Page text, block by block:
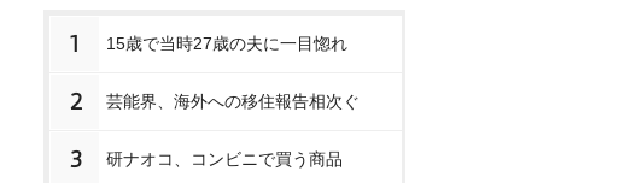
1 15歳で当時27歳の夫に一目惚れ
2 芸能界、海外への移住報告相次ぐ
3 研ナオコ、コンビニで買う商品